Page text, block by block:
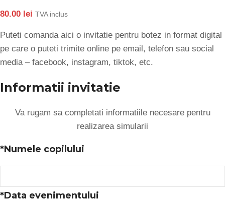
80.00 lei TVA inclus
Puteti comanda aici o invitatie pentru botez in format digital
pe care o puteti trimite online pe email, telefon sau social
media – facebook, instagram, tiktok, etc.
Informatii invitatie
Va rugam sa completati informatiile necesare pentru
realizarea simularii
*Numele copilului
*Data evenimentului